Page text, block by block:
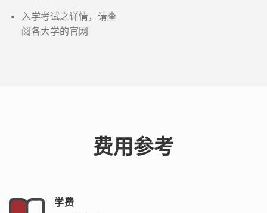
入学考试之详情，请查
阅各大学的官网
费用参考
学费